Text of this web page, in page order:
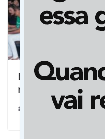
Baixa visão:
realizou encontro
05/12/2022